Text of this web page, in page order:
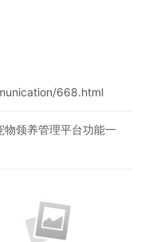
668.html
领养管理平台功能一